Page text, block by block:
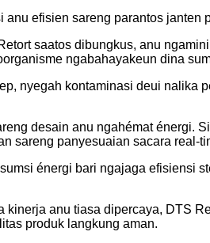
efisien sareng parantos
saatos dibungkus, anu
ngabahayakeun dina
nyegah kontaminasi deui nalika
desain anu ngahémat énergi.
sareng panyesuaian sacara real-
énergi bari ngajaga efisiensi
anu tiasa dipercaya, DTS
produk langkung aman.